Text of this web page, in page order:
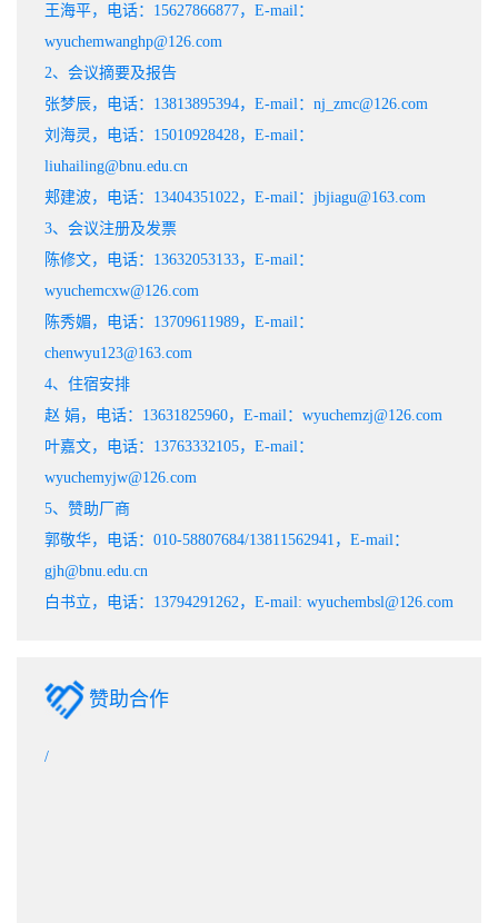
王海平，电话：15627866877，E-mail：
wyuchemwanghp@126.com
2、会议摘要及报告
张梦辰，电话：13813895394，E-mail：nj_zmc@126.com
刘海灵，电话：15010928428，E-mail：
liuhailing@bnu.edu.cn
郏建波，电话：13404351022，E-mail：jbjiagu@163.com
3、会议注册及发票
陈修文，电话：13632053133，E-mail：
wyuchemcxw@126.com
陈秀媚，电话：13709611989，E-mail：
chenwyu123@163.com
4、住宿安排
赵 娟，电话：13631825960，E-mail：wyuchemzj@126.com
叶嘉文，电话：13763332105，E-mail：
wyuchemyjw@126.com
5、赞助厂商
郭敬华，电话：010-58807684/13811562941，E-mail：
gjh@bnu.edu.cn
白书立，电话：13794291262，E-mail: wyuchembsl@126.com
赞助合作
/